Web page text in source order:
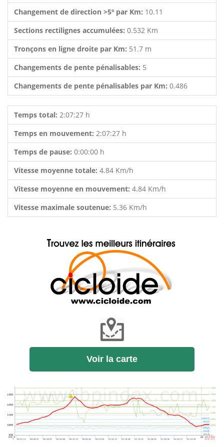
Changement de direction >5º par Km: 10.11
Sections rectilignes accumulées: 0.532 Km
Tronçons en ligne droite par Km: 51.7 m
Changements de pente pénalisables: 5
Changements de pente pénalisables par Km: 0.486
Temps total: 2:07:27 h
Temps en mouvement: 2:07:27 h
Temps de pause: 0:00:00 h
Vitesse moyenne totale: 4.84 Km/h
Vitesse moyenne en mouvement: 4.84 Km/h
Vitesse maximale soutenue: 5.36 Km/h
Voir la carte